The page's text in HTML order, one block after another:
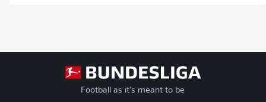
Football as it's meant to be